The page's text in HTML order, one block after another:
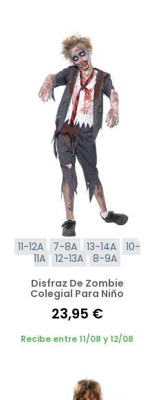
11-12A 7-8A 13-14A
10-
11A
12-13A
8-9A
Disfraz De Zombie
Colegial Para Niño
23,95 €
Recibe entre 11/08 y 12/08